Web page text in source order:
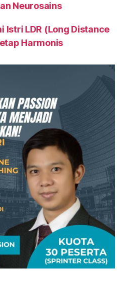
Neurosains
Istri LDR (Long Distance
Harmonis